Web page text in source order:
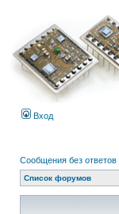
Вход
Сообщения без ответов
Список форумов